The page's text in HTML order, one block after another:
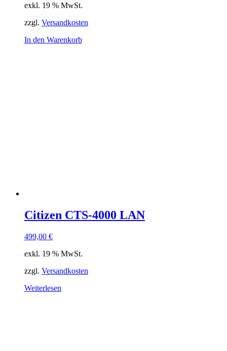
exkl. 19 % MwSt.
zzgl. Versandkosten
In den Warenkorb
Citizen CTS-4000 LAN
499,00 €
exkl. 19 % MwSt.
zzgl. Versandkosten
Weiterlesen